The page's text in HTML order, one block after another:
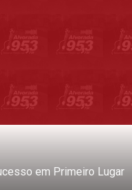
em Primeiro Lugar